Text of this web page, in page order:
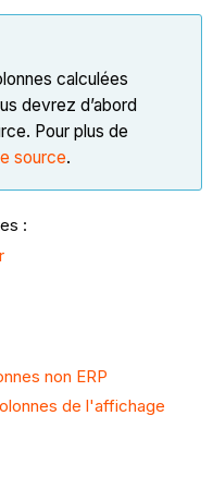
calculées
devrez d’abord
Pour plus de
source.
:
non ERP
de l'affichage